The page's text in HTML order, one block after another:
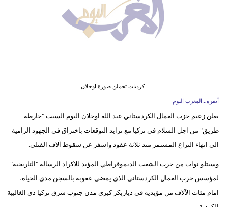
مرأة
إسلامية
علوم
كرديات تحملن صورة اوجلان
أنقرة ـ المغرب اليوم
يعلن زعيم حزب العمال الكردستاني عبد الله اوجلان اليوم السبت "خارطة
طريق" من اجل السلام في تركيا مع تزايد التوقعات باختراق في الجهود الرامية
الى انهاء النزاع المستمر منذ ثلاثة عقود واسفر عن سقوط آلاف القتلى.
وسيتلو نواب من حزب الشعب الديموقراطي المؤيد للاكراد الرسالة "التاريخية"
لمؤسس حزب العمال الكردستاني الذي يمضي عقوبة بالسجن مدى الحياة،
امام مئات الآلاف من مؤيديه في دياربكر كبرى مدن جنوب شرق تركيا ذي الغالبية